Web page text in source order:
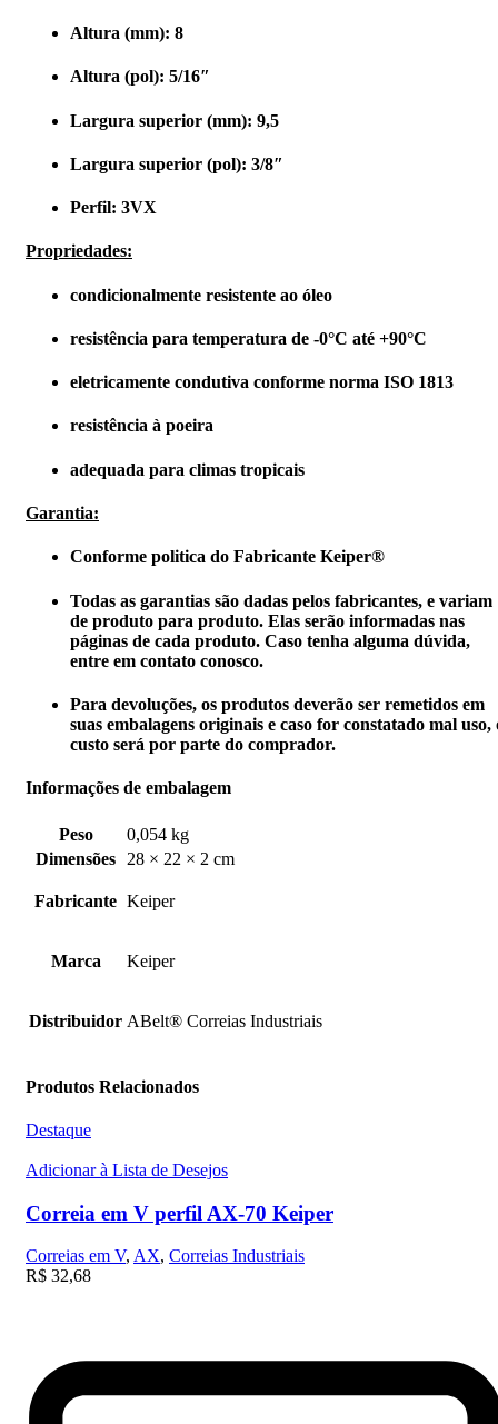
Altura (mm): 8
Altura (pol): 5/16″
Largura superior (mm): 9,5
Largura superior (pol): 3/8″
Perfil: 3VX
Propriedades:
condicionalmente resistente ao óleo
resistência para temperatura de -0°C até +90°C
eletricamente condutiva conforme norma ISO 1813
resistência à poeira
adequada para climas tropicais
Garantia:
Conforme politica do Fabricante Keiper®
Todas as garantias são dadas pelos fabricantes, e variam
de produto para produto. Elas serão informadas nas
páginas de cada produto. Caso tenha alguma dúvida,
entre em contato conosco.
Para devoluções, os produtos deverão ser remetidos em
suas embalagens originais e caso for constatado mal uso,
custo será por parte do comprador.
Informações de embalagem
Peso
0,054 kg
Dimensões
28 × 22 × 2 cm
Fabricante Keiper
Marca Keiper
Distribuidor ABelt® Correias Industriais
Produtos Relacionados
Destaque
Adicionar à Lista de Desejos
Correia em V perfil AX-70 Keiper
Correias em V, AX, Correias Industriais
R$ 32,68